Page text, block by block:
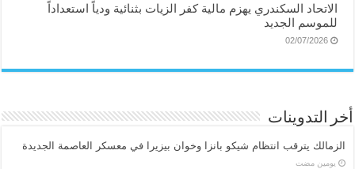
الاتحاد السكندري يهزم مالية كفر الزيات بثنائية ودياً استعداداً
للموسم الجديد
02/07/2026
أخر التدوينات
الزمالك يترقب انتظام شيكو بانزا وخوان بيزيرا في معسكر العاصمة الجديدة
‏يومين مضت